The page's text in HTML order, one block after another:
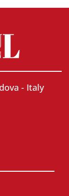
- Italy